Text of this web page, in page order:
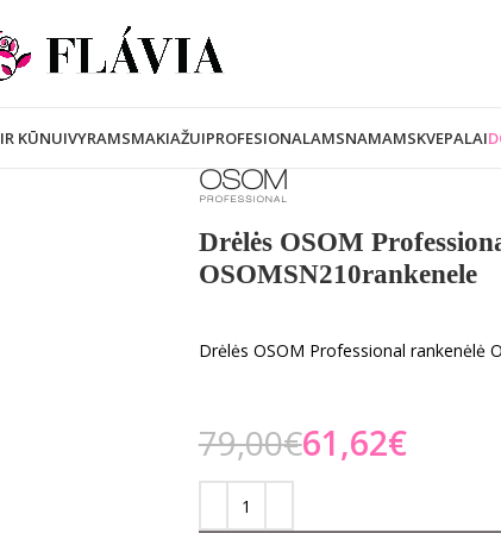
KŪNUIVYRAMSMAKIAŽUIPROFESIONALAMSNAMAMSKVEPALAI
Drėlės OSOM
OSOMSN210rankenele
Drėlės OSOM Professional rankenėlė
79,00€61,62€